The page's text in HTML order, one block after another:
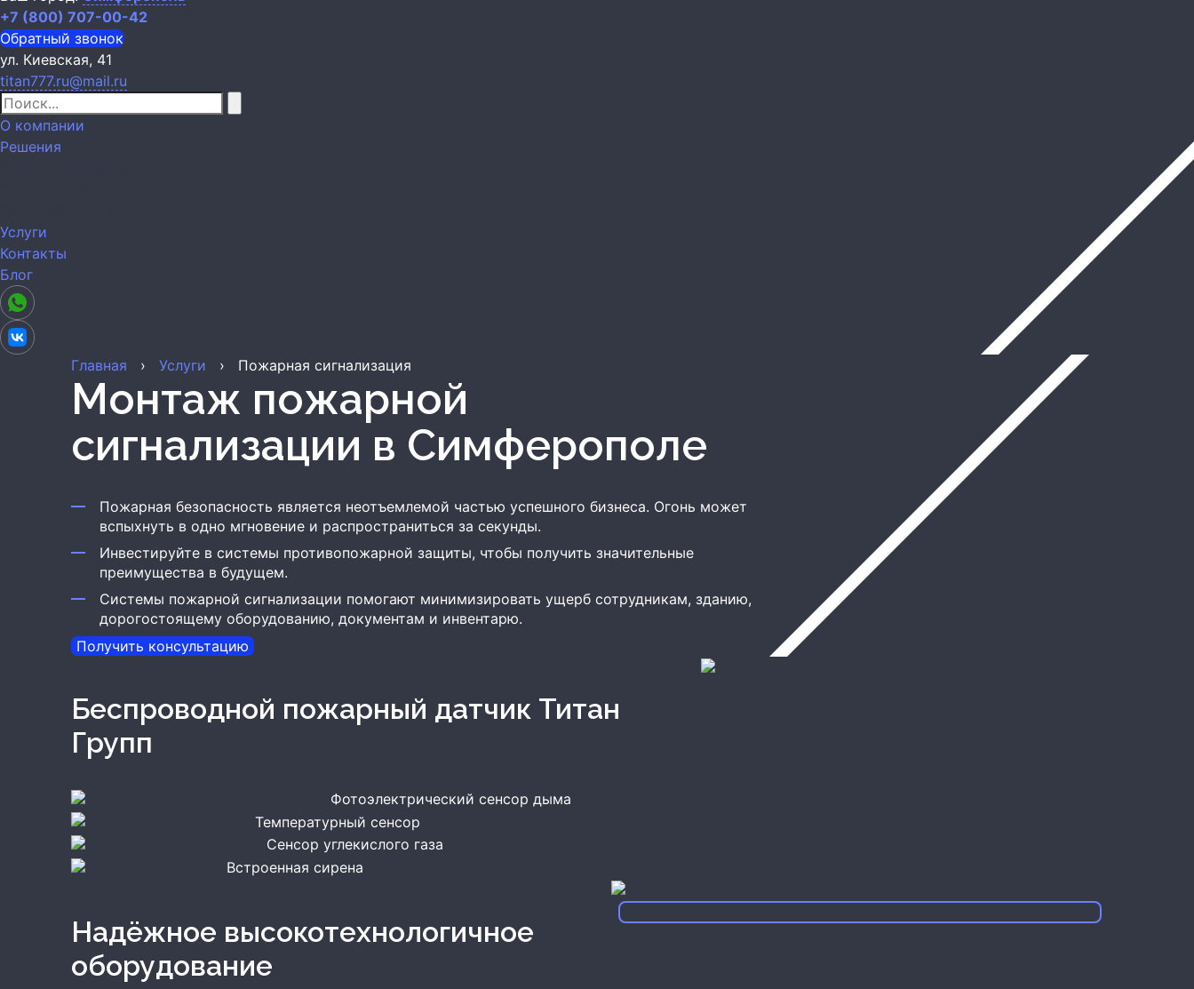
+7 (800) 707-00-42
Обратный звонок
ул. Киевская, 41
titan777.ru@mail.ru
О компании
Решения
Услуги
Контакты
Блог
Главная › Услуги › Пожарная сигнализация
Монтаж пожарной
сигнализации в Симферополе
Пожарная безопасность является неотъемлемой частью успешного бизнеса. Огонь может
вспыхнуть в одно мгновение и распространиться за секунды.
Инвестируйте в системы противопожарной защиты, чтобы получить значительные
преимущества в будущем.
Системы пожарной сигнализации помогают минимизировать ущерб сотрудникам, зданию,
дорогостоящему оборудованию, документам и инвентарю.
Получить консультацию
Беспроводной пожарный датчик Титан
Групп
Фотоэлектрический сенсор дыма
Температурный сенсор
Сенсор углекислого газа
Встроенная сирена
Надёжное высокотехнологичное
оборудование